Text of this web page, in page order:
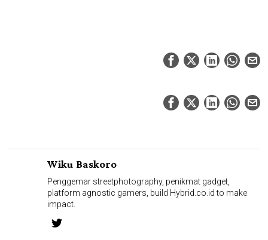
Wiku Baskoro
Penggemar streetphotography, penikmat gadget,
platform agnostic gamers, build Hybrid.co.id to make
impact.